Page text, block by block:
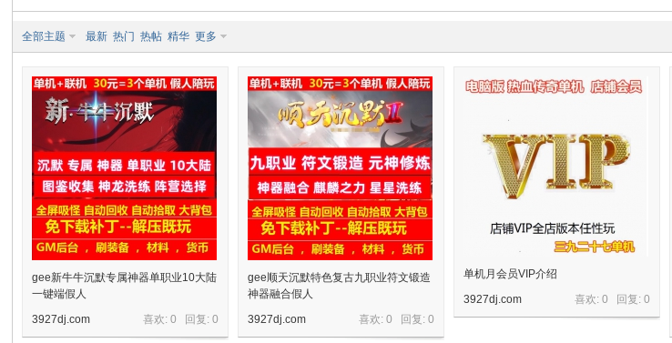
全部主题 最新 热门 热帖 精华 更多
gee新牛牛沉默专属神器单职业10大陆
一键端假人
喜欢: 0 回复:0
3927dj.com
gee顺天沉默特色复古九职业符文锻造
神器融合假人
喜欢: 0 回复:0
3927dj.com
单机月会员VIP介绍
喜欢: 0 回复:0
3927dj.com